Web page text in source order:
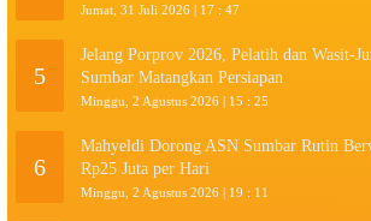
Jumat, 31 Juli 2026 | 17 : 47
5
Jelang Porprov 2026, Pelatih dan Wasit-
Sumbar Matangkan Persiapan
Minggu, 2 Agustus 2026 | 15 : 25
6
Mahyeldi Dorong ASN Sumbar Rutin
Rp25 Juta per Hari
Minggu, 2 Agustus 2026 | 19 : 11